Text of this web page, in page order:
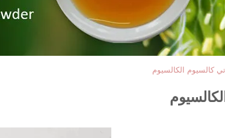
كالسيوم الكالسيوم